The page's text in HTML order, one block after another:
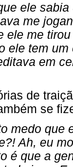
ele
me
ele me
ele tem
em
de
se
medo que
Ah, eu
é que a